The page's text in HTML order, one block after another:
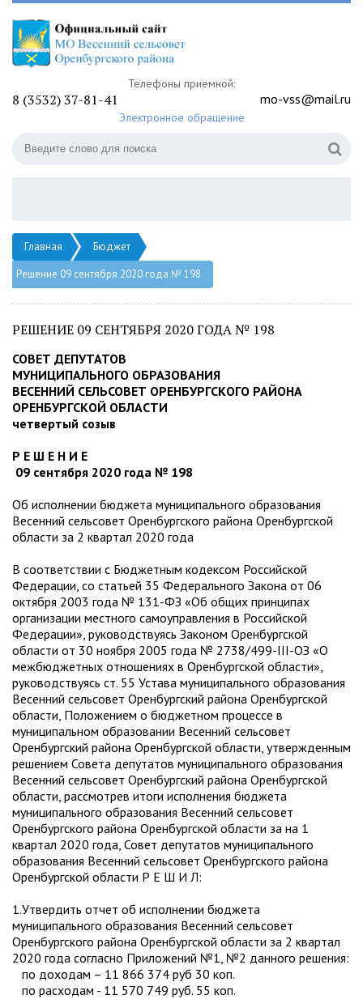
Телефоны приемной:
8 (3532) 37-81-41 mo-vss@mail.ru
Электронное обращение
Главная
Бюджет
Решение 09 сентября 2020 года № 198
РЕШЕНИЕ 09 СЕНТЯБРЯ 2020 ГОДА № 198
СОВЕТ ДЕПУТАТОВ
МУНИЦИПАЛЬНОГО ОБРАЗОВАНИЯ
ВЕСЕННИЙ СЕЛЬСОВЕТ ОРЕНБУРГСКОГО РАЙОНА
ОРЕНБУРГСКОЙ ОБЛАСТИ
четвертый созыв
Р Е Ш Е Н И Е
09 сентября 2020 года № 198
Об исполнении бюджета муниципального образования
Весенний сельсовет Оренбургского района Оренбургской
области за 2 квартал 2020 года
В соответствии с Бюджетным кодексом Российской
Федерации, со статьей 35 Федерального Закона от 06
октября 2003 года № 131-ФЗ «Об общих принципах
организации местного самоуправления в Российской
Федерации», руководствуясь Законом Оренбургской
области от 30 ноября 2005 года № 2738/499-III-ОЗ «О
межбюджетных отношениях в Оренбургской области»,
руководствуясь ст. 55 Устава муниципального образования
Весенний сельсовет Оренбургский района Оренбургской
области, Положением о бюджетном процессе в
муниципальном образовании Весенний сельсовет
Оренбургский района Оренбургской области, утвержденным
решением Совета депутатов муниципального образования
Весенний сельсовет Оренбургский района Оренбургской
области, рассмотрев итоги исполнения бюджета
муниципального образования Весенний сельсовет
Оренбургского района Оренбургской области за на 1
квартал 2020 года, Совет депутатов муниципального
образования Весенний сельсовет Оренбургского района
Оренбургской области Р Е Ш И Л:
1.Утвердить отчет об исполнении бюджета
муниципального образования Весенний сельсовет
Оренбургского района Оренбургской области за 2 квартал
2020 года согласно Приложений №1, №2 данного решения:
по доходам – 11 866 374 руб 30 коп.
по расходам - 11 570 749 руб. 55 коп.